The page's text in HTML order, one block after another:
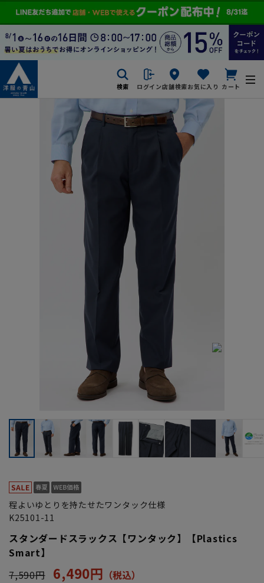
検索 ログイン店舗検索お気に入り カート
程よいゆとりを持たせたワンタック仕様
K25101-11
スタンダードスラックス【ワンタック】【Plastics
Smart】
7,590円 6,490円